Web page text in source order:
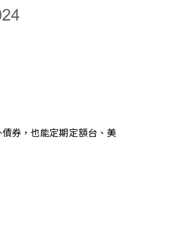
券，也能定期定額台、美